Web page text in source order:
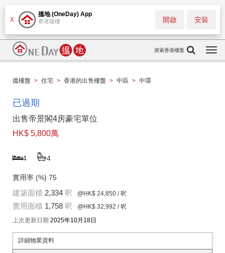
X
搵地 (OneDay) App
香港搵樓 安裝
開啟
搜索香港樓盤
搵樓盤 > 住宅 > 香港的出售樓盤 > 中區 > 中環
已過期
出售帝景閣4房豪宅單位
HK$ 5,800萬
4 4
實用率 (%) 75
建築面積 2,334 呎 @HK$ 24,850 / 呎
實用面積 1,758 呎 @HK$ 32,992 / 呎
上次更新日期 2025年10月18日
詳細物業資料